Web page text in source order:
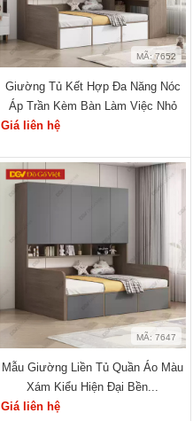
MÃ: 7652
Giường Tủ Kết Hợp Đa Năng Nóc
Áp Trần Kèm Bàn Làm Việc Nhỏ
Giá liên hệ
MÃ: 7647
Mẫu Giường Liền Tủ Quần Áo Màu
Xám Kiểu Hiện Đại Bền...
Giá liên hệ